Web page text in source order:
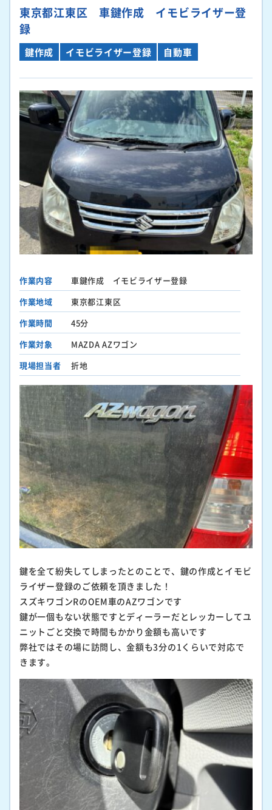
東京都江東区 車鍵作成 イモビライザー登
録
鍵作成 イモビライザー登録 自動車
作業内容
車鍵作成 イモビライザー登録
作業地域
東京都江東区
作業時間
45分
作業対象
MAZDA AZワゴン
現場担当者
折地
鍵を全て紛失してしまったとのことで、鍵の作成とイモビ
ライザー登録のご依頼を頂きました！
スズキワゴンRのOEM車のAZワゴンです
鍵が一個もない状態ですとディーラーだとレッカーしてユ
ニットごと交換で時間もかかり金額も高いです
弊社ではその場に訪問し、金額も3分の1くらいで対応で
きます。